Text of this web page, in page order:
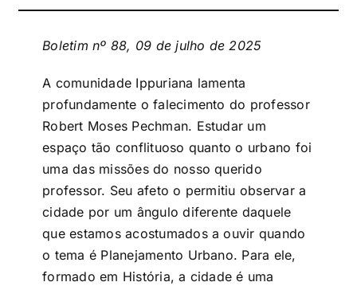
Boletim nº 88, 09 de julho de 2025
A comunidade Ippuriana lamenta
profundamente o falecimento do professor
Robert Moses Pechman. Estudar um
espaço tão conflituoso quanto o urbano foi
uma das missões do nosso querido
professor. Seu afeto o permitiu observar a
cidade por um ângulo diferente daquele
que estamos acostumados a ouvir quando
o tema é Planejamento Urbano. Para ele,
formado em História, a cidade é uma